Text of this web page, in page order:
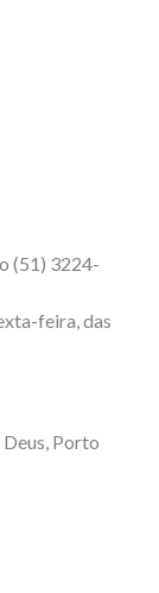
(51) 3224-
feira, das
Porto